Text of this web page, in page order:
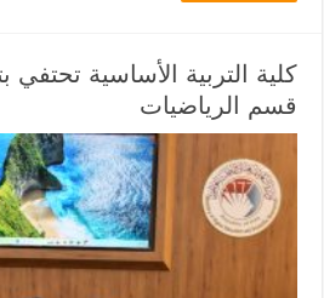
كلية التربية الأساسية تحتفي
قسم الرياضيات